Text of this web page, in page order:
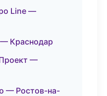
Line —
Краснодар
—
— Ростов-на-